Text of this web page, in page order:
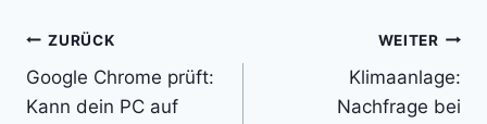
Beitragsnavigation
ZURÜCK
Google Chrome prüft:
Kann dein PC auf
WEITER
Klimaanlage:
Nachfrage bei